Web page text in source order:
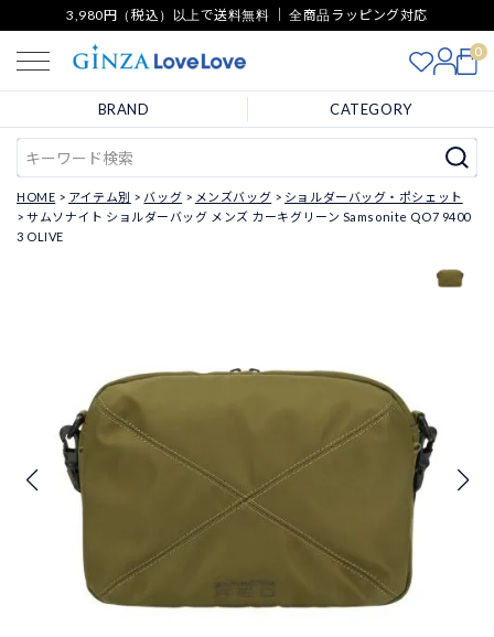
3,980円（税込）以上で送料無料 ｜ 全商品ラッピング対応
0
BRAND CATEGORY
HOME アイテム別 バッグ メンズバッグ
ショルダーバッグ・ポシェット
サムソナイト ショルダーバッグ メンズ カーキグリーン Samsonite QO7 9400
3 OLIVE